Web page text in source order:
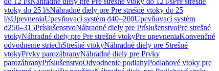
vtoky do 25 l/sNáhradné diely pre Pre strešné vtoky do 25
l/sUpevneniaUpevňovací systém d40–200Upevňovací systém
d250–315PríslušenstvoNáhradné diely pre PríslušenstvoPre strešné
vtokyNáhradné diely pre Pre strešné vtokyPre upevneniaKonvenčné
odvodnenie striechStrešné vtokyNáhradné diely pre Strešné
vtokyPrvky parozábranyNáhradné diely pre Prvky
parozábranyPríslušenstvoOdvodnenie podlahyPodlahové vtoky pre